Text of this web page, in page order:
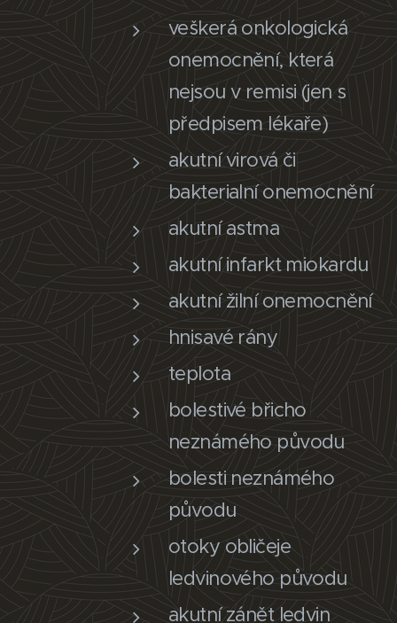
veškerá onkologická
onemocnění, která
nejsou v remisi (jen s
předpisem lékaře)
akutní virová či
bakterialní onemocnění
akutní astma
akutní infarkt miokardu
akutní žilní onemocnění
hnisavé rány
teplota
bolestivé břicho
neznámého původu
bolesti neznámého
původu
otoky obličeje
ledvinového původu
akutní zánět ledvin